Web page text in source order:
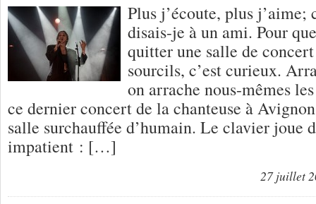
Plus j’écoute, plus j’aime;
disais-je à un ami. Pour
quitter une salle de
sourcils, c’est curieux.
on arrache nous-mêmes
ce dernier concert de la chanteuse à
salle surchauffée d’humain. Le clavier joue
impatient : […]
27 juillet